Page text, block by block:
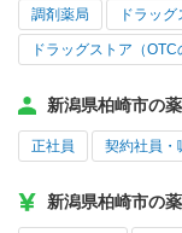
調剤薬局 ドラッグ
ドラッグストア（OTC
新潟県柏崎市の
正社員 契約社員・
新潟県柏崎市の